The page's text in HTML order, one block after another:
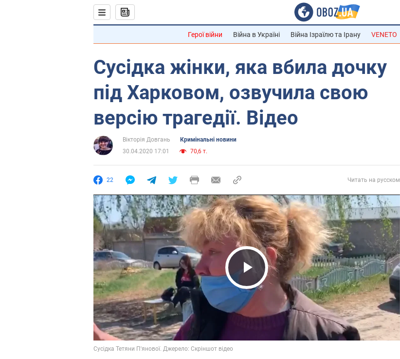
Герої війни Війна в Україні Війна Ізраїлю та Ірану VENETO
Сусідка жінки, яка вбила дочку
під Харковом, озвучила свою
версію трагедії. Відео
Вікторія Довгань
Кримінальні новини
30.04.2020 17:01
70,6 т.
22 Читать на русском
Play Video